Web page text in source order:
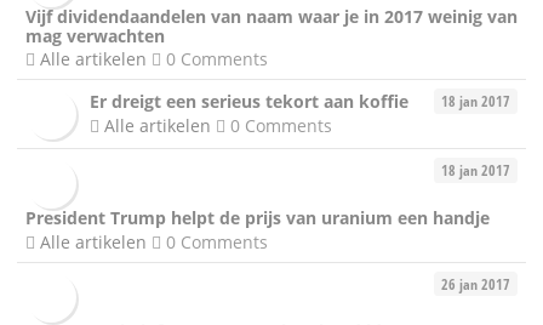
Vijf dividendaandelen van naam waar je in 2017 weinig van
mag verwachten
Alle artikelen
0 Comments
18 jan 2017
Er dreigt een serieus tekort aan koffie
Alle artikelen
0 Comments
18 jan 2017
President Trump helpt de prijs van uranium een handje
Alle artikelen
0 Comments
26 jan 2017